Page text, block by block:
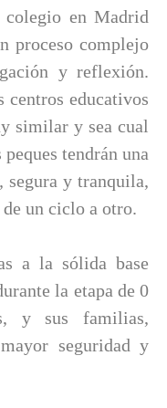
en Madrid
proceso complejo
y reflexión.
centros educativos
similar y sea cual
tendrán una
segura y tranquila,
de un ciclo a otro.
a la sólida base
la etapa de 0
y sus familias,
seguridad y